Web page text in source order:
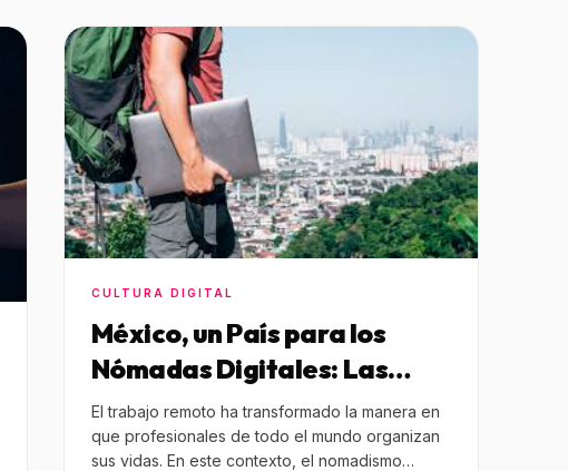
CULTURA DIGITAL
México, un País para los
Nómadas Digitales: Las
Mejores Ciudades para
Trabajar de Forma Remota
El trabajo remoto ha transformado la manera en
que profesionales de todo el mundo organizan
sus vidas. En este contexto, el nomadismo…